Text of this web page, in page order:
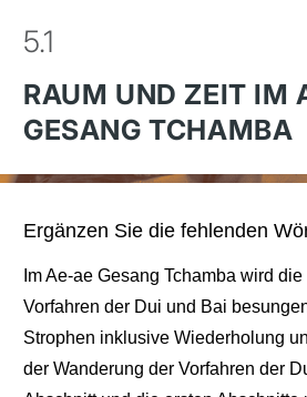
5.1
RAUM UND ZEIT IM
GESANG TCHAMBA